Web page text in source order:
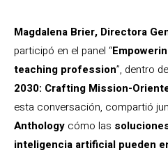
Magdalena Brier, Directora
participó en el panel “
teaching profession”, dentro
2030: Crafting Mission-
esta conversación, compartió
Anthology cómo las
inteligencia artificial pueden